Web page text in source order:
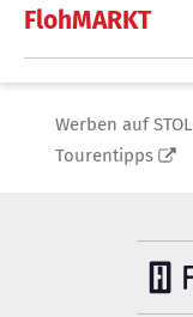
FlohMARKT
Werben auf STOL
Tourentipps